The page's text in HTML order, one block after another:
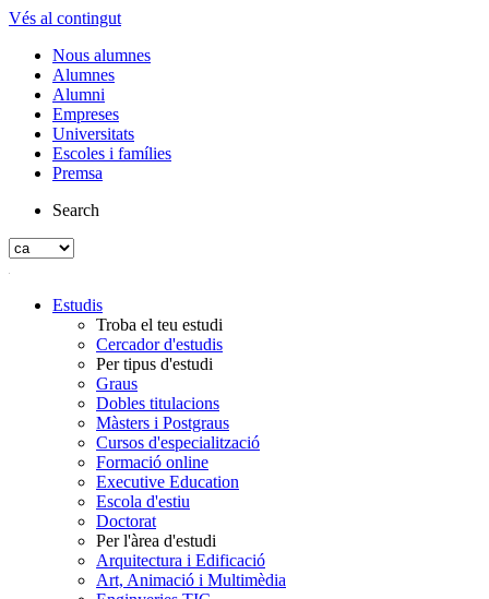
Vés al contingut
Nous alumnes
Alumnes
Alumni
Empreses
Universitats
Escoles i famílies
Premsa
Search
Estudis
Troba el teu estudi
Cercador d'estudis
Per tipus d'estudi
Graus
Dobles titulacions
Màsters i Postgraus
Cursos d'especialització
Formació online
Executive Education
Escola d'estiu
Doctorat
Per l'àrea d'estudi
Arquitectura i Edificació
Art, Animació i Multimèdia